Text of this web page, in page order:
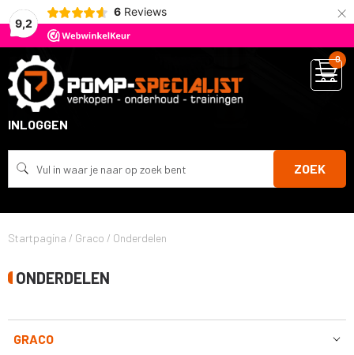
9,2
6 Reviews ×
ZOEK
INLOGGEN
0
Startpagina / Graco / Onderdelen
ONDERDELEN
GRACO